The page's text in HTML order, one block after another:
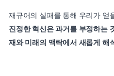
진정한 혁신은 과거를 부정하는
재와 미래의 맥락에서 새롭게 해